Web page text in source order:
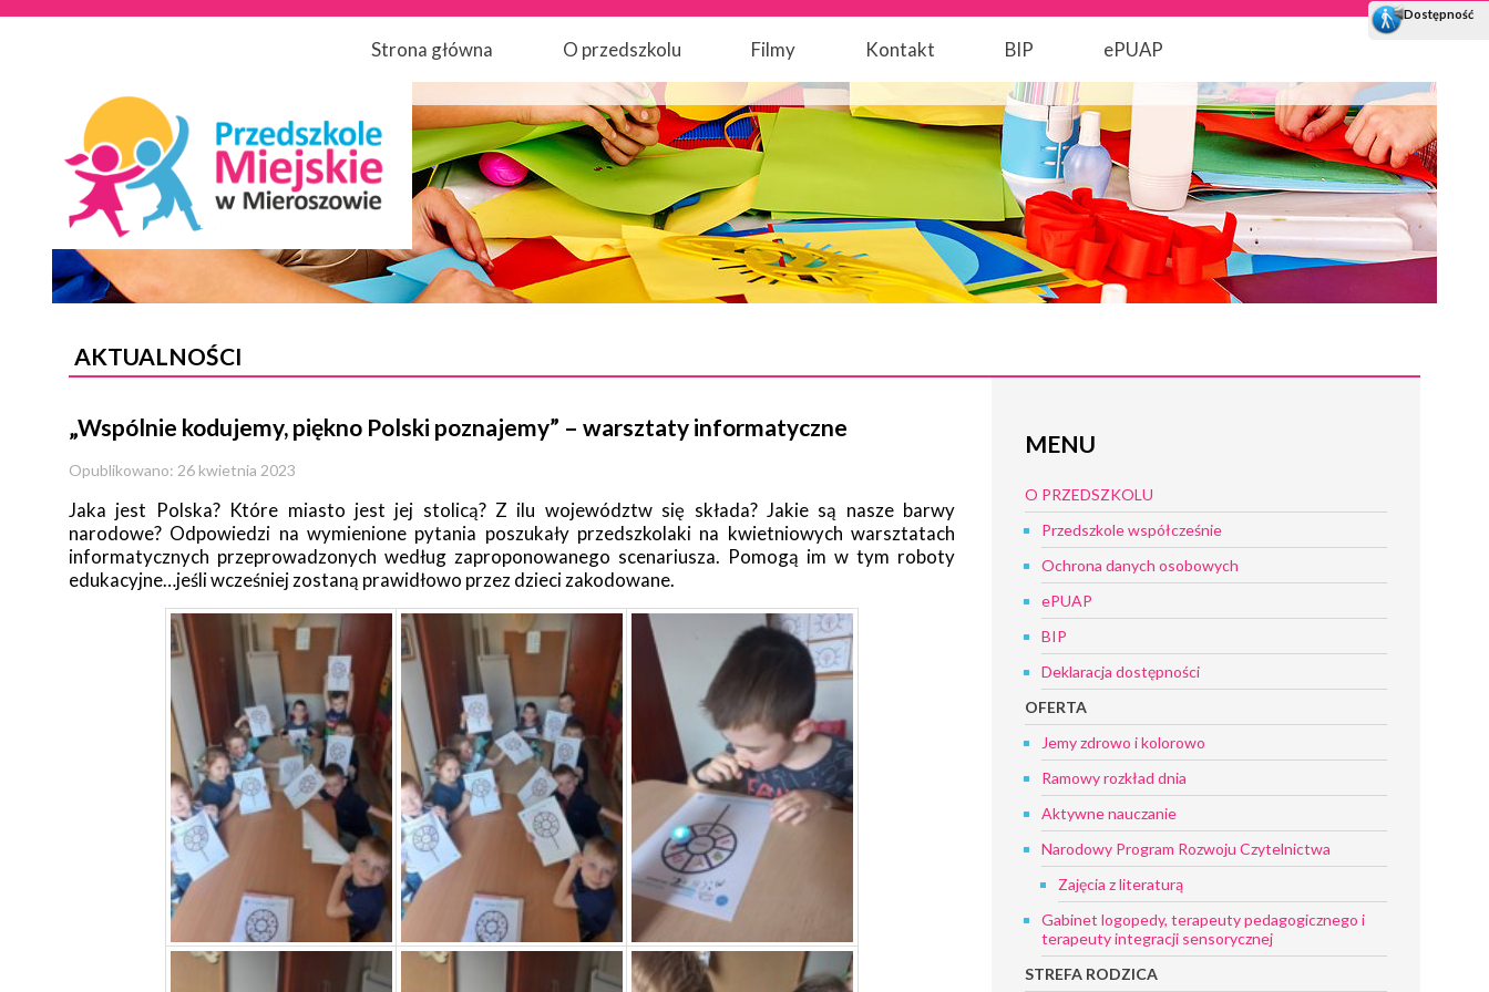
Strona główna O przedszkolu Filmy Kontakt BIP ePUAP
AKTUALNOŚCI
MENU
O PRZEDSZKOLU
Przedszkole współcześnie
Ochrona danych osobowych
ePUAP
BIP
Deklaracja dostępności
OFERTA
Jemy zdrowo i kolorowo
Ramowy rozkład dnia
Aktywne nauczanie
Narodowy Program Rozwoju Czytelnictwa
Zajęcia z literaturą
Gabinet logopedy, terapeuty pedagogicznego i
terapeuty integracji sensorycznej
STREFA RODZICA
„Wspólnie kodujemy, piękno Polski poznajemy” – warsztaty informatyczne
Opublikowano: 26 kwietnia 2023
Jaka jest Polska? Które miasto jest jej stolicą? Z ilu województw się składa? Jakie są nasze barwy
narodowe? Odpowiedzi na wymienione pytania poszukały przedszkolaki na kwietniowych warsztatach
informatycznych przeprowadzonych według zaproponowanego scenariusza. Pomogą im w tym roboty
edukacyjne…jeśli wcześniej zostaną prawidłowo przez dzieci zakodowane.